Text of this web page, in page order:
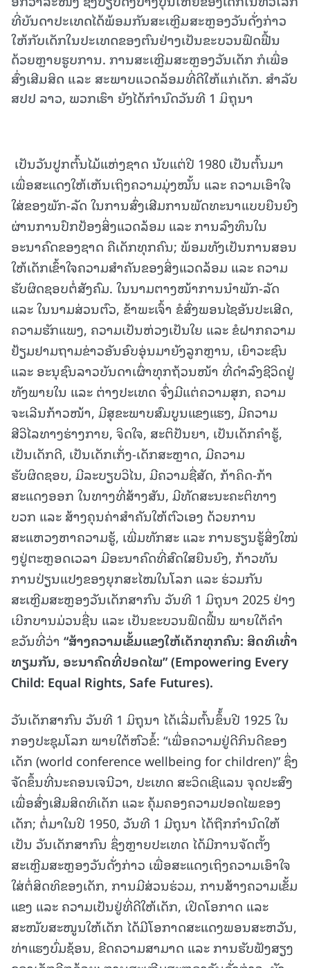
ທີ່ບັນດາປະເທດໄດ້ພ້ອມກັນສະເຫຼີມສະຫຼອງວັນດັ່ງກ່າວ
ໃຫ້ກັບເດັກໃນປະເທດຂອງຕົນຢ່າງເປັນຂະບວນຟົດຟື້ນ
ດ້ວຍຫຼາຍຮູບການ. ການສະເຫຼີມສະຫຼອງວັນເດັກ ກໍເພື່ອ
ສົ່ງເສີມສິດ ແລະ ສະພາບແວດລ້ອມທີ່ດີໃຫ້ແກ່ເດັກ. ສຳລັບ
ສປປ ລາວ, ພວກເຮົາ ຍັງໄດ້ກຳນົດວັນທີ 1 ມິຖຸນາ
ເປັນວັນປູກຕົ້ນໄມ້ແຫ່ງຊາດ ນັບແຕ່ປີ 1980 ເປັນຕົ້ນມາ
ເພື່ອສະແດງໃຫ້ເຫັນເຖິງຄວາມມຸ່ງໝັ້ນ ແລະ ຄວາມເອົາໃຈ
ໃສ່ຂອງພັກ-ລັດ ໃນການສົ່ງເສີມການພັດທະນາແບບຍືນຍົງ
ຜ່ານການປົກປ້ອງສິ່ງແວດລ້ອມ ແລະ ການລົງທຶນໃນ
ອະນາຄົດຂອງຊາດ ຄືເດັກທຸກຄົນ; ພ້ອມທັງເປັນການສອນ
ໃຫ້ເດັກເຂົ້າໃຈຄວາມສຳຄັນຂອງສິ່ງແວດລ້ອມ ແລະ ຄວາມ
ຮັບຜິດຊອບຕໍ່ສັງຄົມ. ໃນນາມຕາງໜ້າການນໍາພັກ-ລັດ
ແລະ ໃນນາມສ່ວນຕົວ, ຂ້າພະເຈົ້າ ຂໍສົ່ງພອນໄຊອັນປະເສີດ,
ຄວາມຮັກແພງ, ຄວາມເປັນຫ່ວງເປັນໃຍ ແລະ ຂໍຝາກຄວາມ
ຢ້ຽມຢາມຖາມຂ່າວອັນອົບອຸ່ນມາຍັງລູກຫຼານ, ເຍົາວະຊົນ
ແລະ ອະນຸຊົນລາວບັນດາເຜົ່າທຸກຖ້ວນໜ້າ ທີ່ດຳລົງຊີວິດຢູ່
ທັງພາຍໃນ ແລະ ຕ່າງປະເທດ ຈົ່ງມີແຕ່ຄວາມສຸກ, ຄວາມ
ຈະເລີນກ້າວໜ້າ, ມີສຸຂະພາບສົມບູນແຂງແຮງ, ມີຄວາມ
ສີວິໄລທາງຮ່າງກາຍ, ຈິດໃຈ, ສະຕິປັນຍາ, ເປັນເດັກຄໍາຮູ້,
ເປັນເດັກດີ, ເປັນເດັກເກັ່ງ-ເດັກສະຫຼາດ, ມີຄວາມ
ຮັບຜິດຊອບ, ມີລະບຽບວິໄນ, ມີຄວາມຊື່ສັດ, ກ້າຄິດ-ກ້າ
ສະແດງອອກ ໃນທາງທີ່ສ້າງສັນ, ມີທັດສະນະຄະຕິທາງ
ບວກ ແລະ ສ້າງຄຸນຄ່າສໍາຄັນໃຫ້ຕົວເອງ ດ້ວຍການ
ສະແຫວງຫາຄວາມຮູ້, ເພີ່ມທັກສະ ແລະ ການຮຽນຮູ້ສິ່ງໃໝ່
ໆຢູ່ຕະຫຼອດເວລາ ມີອະນາຄົດທີ່ສົດໃສຍືນຍົງ, ກ້າວທັນ
ການປ່ຽນແປງຂອງຍຸກສະໄໝໃນໂລກ ແລະ ຮ່ວມກັນ
ສະເຫຼີມສະຫຼອງວັນເດັກສາກົນ ວັນທີ 1 ມິຖຸນາ 2025 ຢ່າງ
ເບີກບານມ່ວນຊື່ນ ແລະ ເປັນຂະບວນຟົດຟື້ນ ພາຍໃຕ້ຄໍາ
ຂວັນທີ່ວ່າ “ສ້າງຄວາມເຂັ້ມແຂງໃຫ້ເດັກທຸກຄົນ: ສິດທິເທົ່າ
ທຽມກັນ, ອະນາຄົດທີ່ປອດໄພ”(Empowering Every
Child: Equal Rights, Safe Futures).
ວັນເດັກສາກົນ ວັນທີ 1 ມິຖຸນາ ໄດ້ເລີ່ມຕົ້ນຂຶ້້ນປີ 1925 ໃນ
ກອງປະຊຸມໂລກ ພາຍໃຕ້ຫົວຂໍ້: “ເພື່ອຄວາມຢູ່ດີກິນດີຂອງ
ເດັກ (world conference wellbeing for children)” ຊຶ່ງ
ຈັດຂຶ້ນທີ່ນະຄອນເຈນີວາ, ປະເທດ ສະວິດເຊີແລນ ຈຸດປະສົງ
ເພື່ອສົ່ງເສີມສິດທິເດັກ ແລະ ຄຸ້ມຄອງຄວາມປອດໄພຂອງ
ເດັກ; ຕໍ່ມາໃນປີ 1950, ວັນທີ 1 ມີຖຸນາ ໄດ້ຖືກກໍານົດໃຫ້
ເປັນ ວັນເດັກສາກົນ ຊຶ່ງຫຼາຍປະເທດ ໄດ້ມີການຈັດຕັ້ງ
ສະເຫຼີມສະຫຼອງວັນດັ່ງກ່າວ ເພື່ອສະແດງເຖິງຄວາມເອົາໃຈ
ໃສ່ຕໍ່ສິດທິຂອງເດັກ, ການມີສ່ວນຮ່ວມ, ການສ້າງຄວາມເຂັ້ມ
ແຂງ ແລະ ຄວາມເປັນຢູ່ທີ່ດີໃຫ້ເດັກ, ເປີດໂອກາດ ແລະ
ສະໜັບສະໜູນໃຫ້ເດັກ ໄດ້ມີໂອກາດສະແດງພອນສະຫວັນ,
ທ່າແຮງບົ່ມຊ້ອນ, ຂີດຄວາມສາມາດ ແລະ ການຮັບຟັງສຽງ